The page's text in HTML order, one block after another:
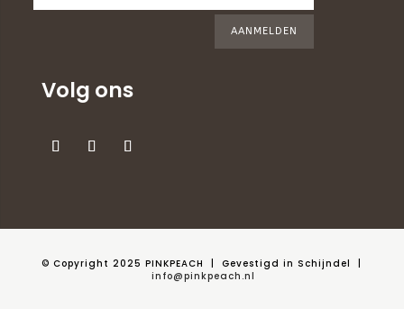
AANMELDEN
Volg ons
© Copyright 2025 PINKPEACH
| Gevestigd in Schijndel |
info@pinkpeach.nl